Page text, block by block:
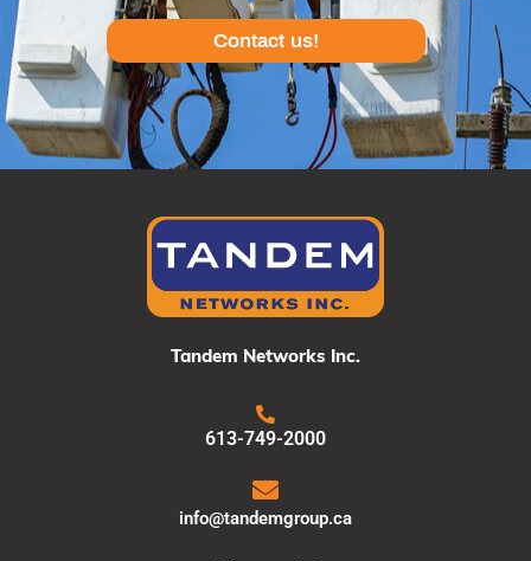
Contact us!
Tandem Networks Inc.
613-749-2000
info@tandemgroup.ca